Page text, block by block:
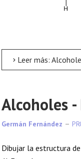
Leer más: Alcoholes -
Alcoholes
Germán Fernández
Dibujar la estructura